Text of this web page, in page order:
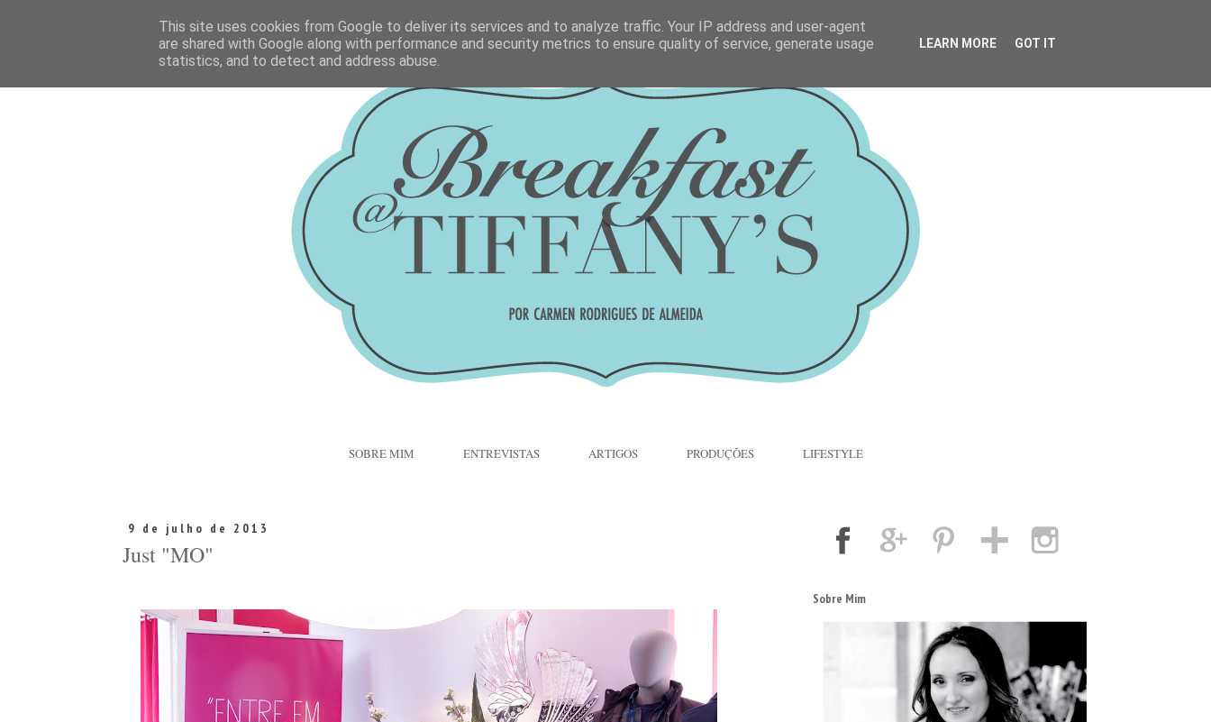
SOBRE MIM ENTREVISTAS ARTIGOS PRODUÇÕES LIFESTYLE
9 de julho de 2013
Just "MO"
Sobre Mim
This site uses cookies from Google to deliver its services and to analyze traffic. Your IP address and user-agent
are shared with Google along with performance and security metrics to ensure quality of service, generate usage
statistics, and to detect and address abuse.
LEARN MORE GOT IT